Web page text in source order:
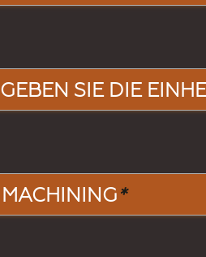
GEBEN SIE DIE
MACHINING*